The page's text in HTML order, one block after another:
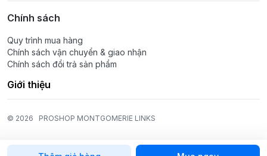
Chính sách
Quy trình mua hàng
Chính sách vận chuyển & giao nhận
Chính sách đổi trả sản phẩm
Giới thiệu
© 2026 PROSHOP MONTGOMERIE LINKS